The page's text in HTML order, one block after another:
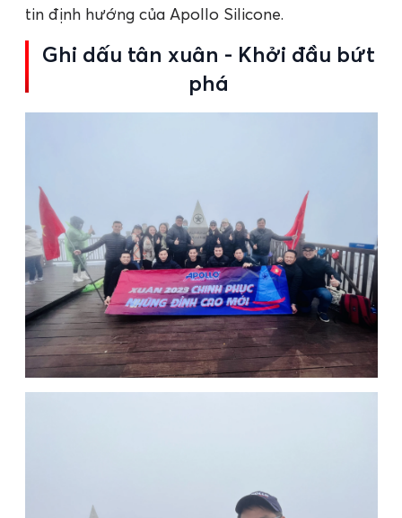
tin định hướng của Apollo Silicone.
Ghi dấu tân xuân - Khởi đầu bứt
phá